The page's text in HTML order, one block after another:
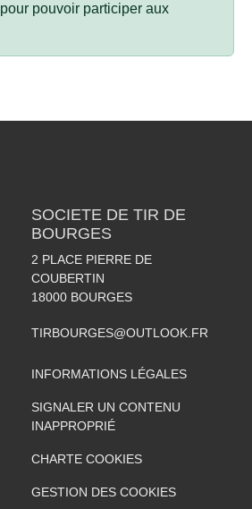
pour pouvoir participer aux
SOCIETE DE TIR DE
BOURGES
2 PLACE PIERRE DE
COUBERTIN
18000 BOURGES
TIRBOURGES@OUTLOOK.FR
INFORMATIONS LÉGALES
SIGNALER UN CONTENU
INAPPROPRIÉ
CHARTE COOKIES
GESTION DES COOKIES